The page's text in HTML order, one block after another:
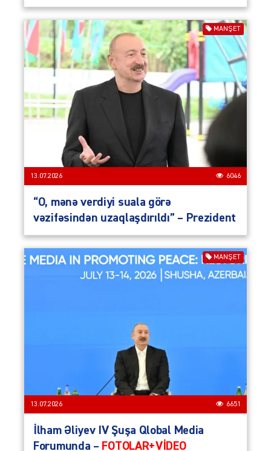
MANŞET
13.07.2026 6046
“O, mənə verdiyi suala görə
vəzifəsindən uzaqlaşdırıldı” – Prezident
MANŞET
13.07.2026 6651
İlham Əliyev IV Şuşa Qlobal Media
Forumunda – FOTOLAR+VİDEO